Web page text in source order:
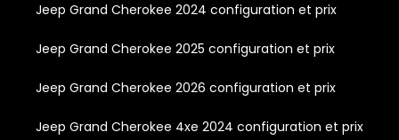
Jeep Grand Cherokee 2024 configuration et prix
Jeep Grand Cherokee 2025 configuration et prix
Jeep Grand Cherokee 2026 configuration et prix
Jeep Grand Cherokee 4xe 2024 configuration et prix